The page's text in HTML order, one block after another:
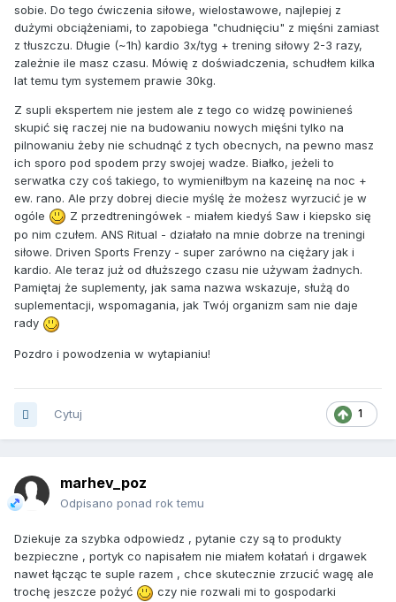
sobie. Do tego ćwiczenia siłowe, wielostawowe, najlepiej z
dużymi obciążeniami, to zapobiega "chudnięciu" z mięśni zamiast
z tłuszczu. Długie (~1h) kardio 3x/tyg + trening siłowy 2-3 razy,
zależnie ile masz czasu. Mówię z doświadczenia, schudłem kilka
lat temu tym systemem prawie 30kg.
Z supli ekspertem nie jestem ale z tego co widzę powinieneś
skupić się raczej nie na budowaniu nowych mięśni tylko na
pilnowaniu żeby nie schudnąć z tych obecnych, na pewno masz
ich sporo pod spodem przy swojej wadze. Białko, jeżeli to
serwatka czy coś takiego, to wymieniłbym na kazeinę na noc +
ew. rano. Ale przy dobrej diecie myślę że możesz wyrzucić je w
ogóle
Z przedtreningówek - miałem kiedyś Saw i kiepsko się
po nim czułem. ANS Ritual - działało na mnie dobrze na treningi
siłowe. Driven Sports Frenzy - super zarówno na ciężary jak i
kardio. Ale teraz już od dłuższego czasu nie używam żadnych.
Pamiętaj że suplementy, jak sama nazwa wskazuje, służą do
suplementacji, wspomagania, jak Twój organizm sam nie daje
rady
Pozdro i powodzenia w wytapianiu!
1
Cytuj
marhev_poz
Odpisano ponad rok temu
Dziekuje za szybka odpowiedz , pytanie czy są to produkty
bezpieczne , portyk co napisałem nie miałem kołatań i drgawek
nawet łącząc te suple razem , chce skutecznie zrzucić wagę ale
trochę jeszcze pożyć
czy nie rozwali mi to gospodarki